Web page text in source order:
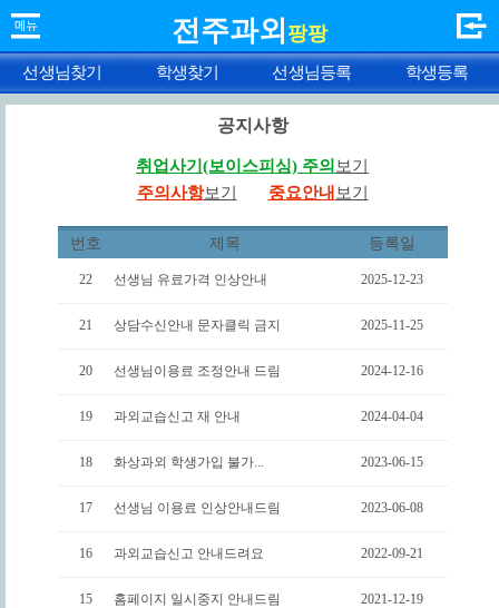
전주과외 팡팡
선생님찾기 학생찾기 선생님등록 학생등록
공지사항
취업사기(보이스피싱) 주의 보기
주의사항보기 중요안내 보기
번호 제목 등록일
22 선생님 유료가격 인상안내 2025-12-23
21 상담수신안내 문자클릭 금지 2025-11-25
20 선생님이용료 조정안내 드림 2024-12-16
19 과외교습신고 재 안내 2024-04-04
18 화상과외 학생가입 불가... 2023-06-15
17 선생님 이용료 인상안내드림 2023-06-08
16 과외교습신고 안내드려요 2022-09-21
15 홈페이지 일시중지 안내드림 2021-12-19